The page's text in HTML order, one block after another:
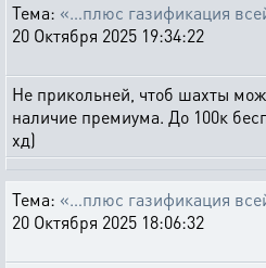
Тема: «…плюс газификация
20 Октября 2025 19:34:22
Не прикольней, чтоб шахты
наличие премиума. До 100к
хд)
Тема: «…плюс газификация
20 Октября 2025 18:06:32